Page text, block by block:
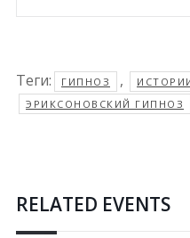
Теги: ГИПНОЗ ,
ЭРИКСОНОВСКИЙ ГИПНОЗ
RELATED EVENTS